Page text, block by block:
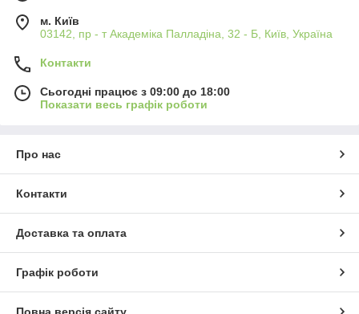
м. Київ
03142, пр - т Академіка Палладіна, 32 - Б, Київ, Україна
Контакти
Сьогодні працює з 09:00 до 18:00
Показати весь графік роботи
Про нас
Контакти
Доставка та оплата
Графік роботи